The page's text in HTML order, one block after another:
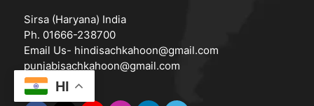
Sirsa (Haryana) India
Ph. 01666-238700
Email Us- hindisachkahoon@gmail.com
punjabisachkahoon@gmail.com
HI